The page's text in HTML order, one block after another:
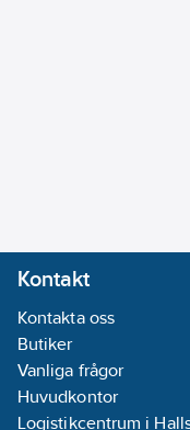
Kontakt
Kontakta oss
Butiker
Vanliga frågor
Huvudkontor
Logistikcentrum i